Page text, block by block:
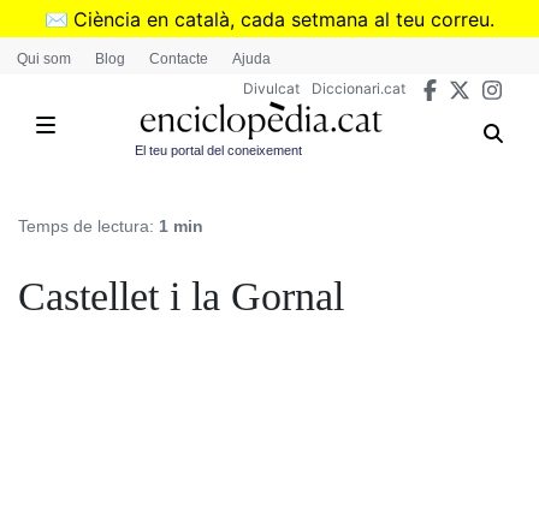
Vés
✉️ Ciència en català, cada setmana al teu correu.
➜Subscriu-te al butlletí de Divulcat
Qui som Blog Contacte Ajuda
Divulcat Diccionari.cat
El teu portal del coneixement
Temps de lectura: 1 min
Castellet i la Gornal